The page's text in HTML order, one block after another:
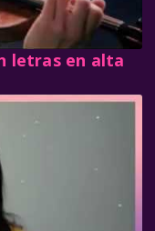
letras en alta